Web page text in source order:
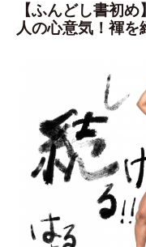
【ふんどし書初
人の心意気！褌を